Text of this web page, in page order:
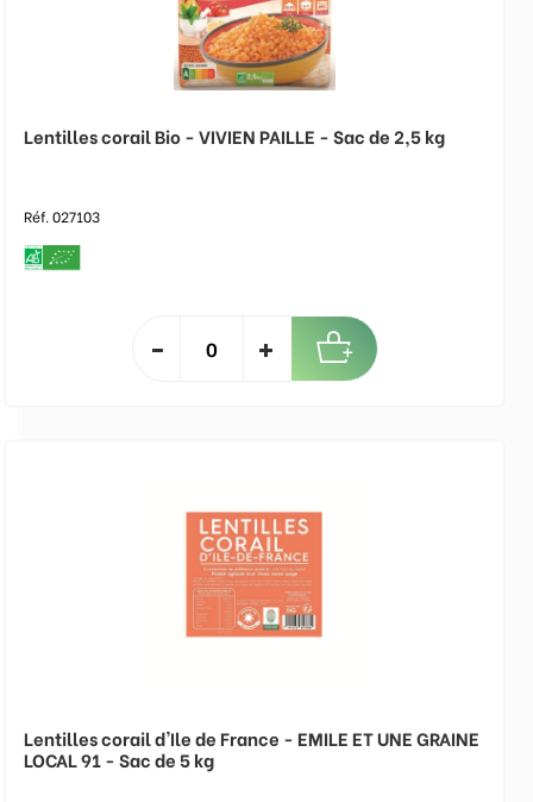
Lentilles corail Bio - VIVIEN PAILLE - Sac de 2,5 kg
Réf. 027103
Lentilles corail d'Ile de France - EMILE ET UNE GRAINE
LOCAL 91 - Sac de 5 kg